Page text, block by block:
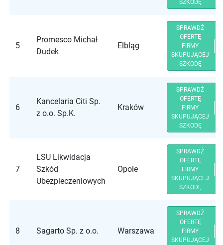
SZKODĘ
5
Promesco Michał
Dudek
Elbląg
SPRAWDŹ
OFERTĘ
FIRMY
SKUPUJĄCEJ
SZKODĘ
6
Kancelaria Citi Sp.
z o.o. Sp.K.
Kraków
SPRAWDŹ
OFERTĘ
FIRMY
SKUPUJĄCEJ
SZKODĘ
7
LSU Likwidacja
Szkód
Ubezpieczeniowych
Opole
SPRAWDŹ
OFERTĘ
FIRMY
SKUPUJĄCEJ
SZKODĘ
8 Sagarto Sp. z o.o. Warszawa
SPRAWDŹ
OFERTĘ
FIRMY
SKUPUJĄCEJ